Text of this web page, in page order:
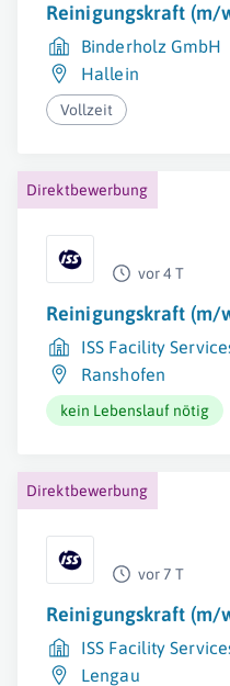
Reinigungskraft (m/
Binderholz GmbH
Hallein
Vollzeit
Direktbewerbung
vor 4 T
Reinigungskraft (m/
ISS Facility
Ranshofen
kein Lebenslauf nötig
Direktbewerbung
vor 7 T
Reinigungskraft (m/
ISS Facility
Lengau